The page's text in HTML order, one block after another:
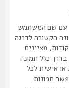
שם המשתמש
לדרגה
מציינים
כלל תמונה
לכל